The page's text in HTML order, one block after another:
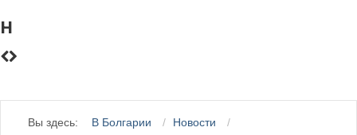
н
Вы здесь: В Болгарии
Новости